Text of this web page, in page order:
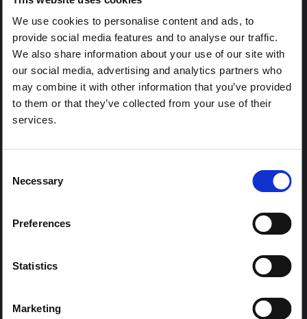
We use cookies to personalise content and ads, to
provide social media features and to analyse our traffic.
We also share information about your use of our site with
our social media, advertising and analytics partners who
may combine it with other information that you’ve provided
to them or that they’ve collected from your use of their
services.
Selection
Necessary
Preferences
Statistics
Marketing
سيتم إبلاغ المرشحين بنتيجة مرشحيهم عبر البريد الإلكتروني في منتصف
سبتمبر.
يعمل SSHAP على التكامل وتفضيل المساواة والتنوع والشمول في العمل
الأصول والخلفيات والهويات والتوجهات والقدرات.
الأمومة والتنقل: المرأة الأفغانية في صربيا
أثناء الرحلة. في هذه المدونة، تتحدث إستر شارما (LSHTM) عن عملها